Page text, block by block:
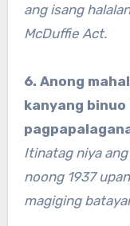
ang isang
McDuffie Act.
6. Anong
kanyang
Itinatag niya ang
noong 1937
magiging